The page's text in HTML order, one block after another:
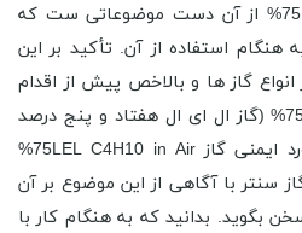
ایمنی گاز 75LEL C4H10 in Air% از آن دست موضوعاتی ست که
استفاده از آن. تأکید بر این
گاز ها و بالاخص پیش از اقدام
به خرید گاز 75lel C4H10 in air% (گاز ال ای ال هفتاد و پنج درصد
بوتان در هوا) نکاتی را در مورد ایمنی گاز 75LEL C4H10 in Air%
سنتر با آگاهی از این موضوع بر آن
بگوید. بدانید که به هنگام کار با